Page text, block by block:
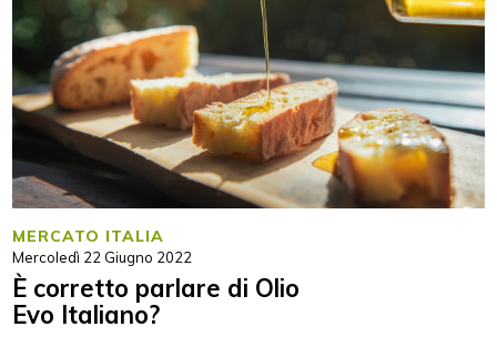
MERCATO ITALIA
Mercoledì 22 Giugno 2022
È corretto parlare di Olio
Evo Italiano?